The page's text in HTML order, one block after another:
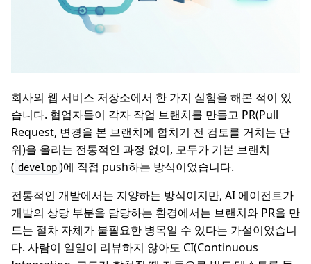
회사의 웹 서비스 저장소에서 한 가지 실험을 해본 적이 있
습니다. 협업자들이 각자 작업 브랜치를 만들고 PR(Pull
Request, 변경을 본 브랜치에 합치기 전 검토를 거치는 단
위)을 올리는 전통적인 과정 없이, 모두가 기본 브랜치
( develop )에 직접 push하는 방식이었습니다.
전통적인 개발에서는 지양하는 방식이지만, AI 에이전트가
개발의 상당 부분을 담당하는 환경에서는 브랜치와 PR을 만
드는 절차 자체가 불필요한 병목일 수 있다는 가설이었습니
다. 사람이 일일이 리뷰하지 않아도 CI(Continuous